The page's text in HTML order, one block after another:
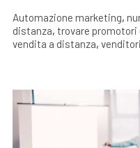
Automazione marketing,
distanza, trovare promotori
vendita a distanza,